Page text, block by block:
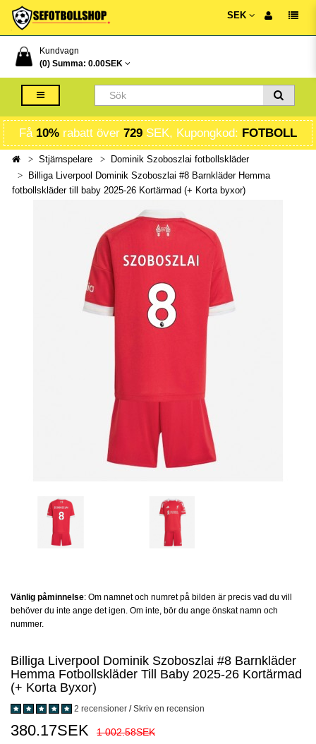
SEK
Kundvagn
(0) Summa: 0.00SEK
Få 10% rabatt över 729 SEK, Kupongkod: FOTBOLL
Stjärnspelare
Dominik Szoboszlai fotbollskläder
Billiga Liverpool Dominik Szoboszlai #8 Barnkläder Hemma
fotbollskläder till baby 2025-26 Kortärmad (+ Korta byxor)
Vänlig påminnelse: Om namnet och numret på bilden är precis vad du vill
behöver du inte ange det igen. Om inte, bör du ange önskat namn och
nummer.
Billiga Liverpool Dominik Szoboszlai #8 Barnkläder
Hemma Fotbollskläder Till Baby 2025-26 Kortärmad
(+ Korta Byxor)
2 recensioner /Skriv en recension
380.17SEK 1 002.58SEK